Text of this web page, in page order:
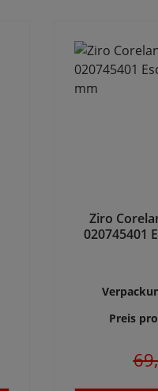
Ziro
020745401
Preis